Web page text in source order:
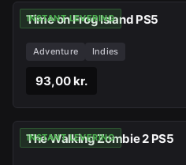
INSTANT LEVERING
Time on Frog Island PS5
Adventure Indies
93,00 kr.
INSTANT LEVERING
The Walking Zombie 2 PS5